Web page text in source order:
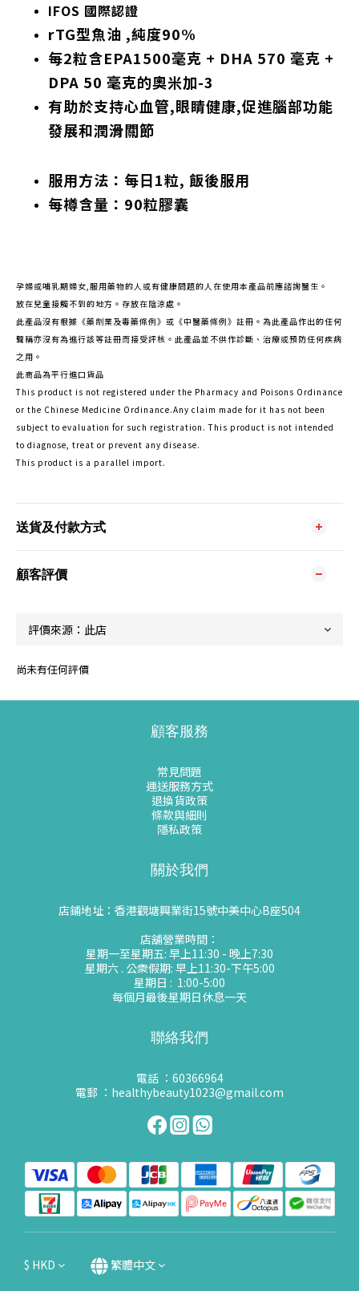
IFOS 國際認證
rTG型魚油 ,純度90%
每2粒含EPA1500毫克 + DHA 570 毫克 +
DPA 50 毫克的奧米加-3
有助於支持心血管,眼睛健康,促進腦部功能
發展和潤滑關節
服用方法：每日1粒, 飯後服用
每樽含量：90粒膠囊
孕婦或哺乳期婦女,服用藥物的人或有健康問題的人在使用本產品前應諮詢醫生。
放在兒童接觸不到的地方。存放在陰涼處。
此產品沒有根據《藥劑業及毒藥條例》或《中醫藥條例》註冊。為此產品作出的任何
聲稱亦沒有為進行該等註冊而接受評核。此產品並不供作診斷、治療或預防任何疾病
之用。
此商品為平行進口貨品
This product is not registered under the Pharmacy and Poisons Ordinance
or the Chinese Medicine Ordinance.Any claim made for it has not been
subject to evaluation for such registration. This product is not intended
to diagnose, treat or prevent any disease.
This product is a parallel import.
送貨及付款方式
顧客評價
尚未有任何評價
顧客服務
常見問題
運送服務方式
退換貨政策
條款與細則
隱私政策
關於我們
店鋪地址：香港觀塘興業街15號中美中心B座504
店舖營業時間：
星期一至星期五: 早上11:30 - 晚上7:30
星期六 . 公衆假期: 早上11:30-下午5:00
星期日 : 1:00-5:00
每個月最後星期日休息一天
聯絡我們
電話 ：60366964
電郵 ：healthybeauty1023@gmail.com
$ HKD 繁體中文